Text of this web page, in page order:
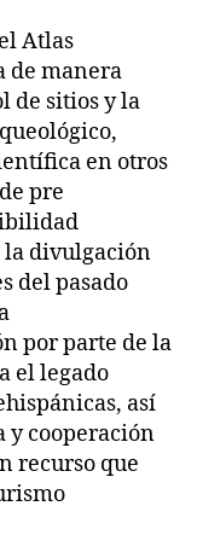
Atlas
de manera
de sitios y la
en otros
pre
la divulgación
del pasado
por parte de la
el legado
así
y cooperación
recurso que